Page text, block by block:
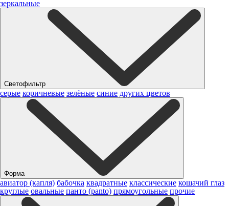
зеркальные
Светофильтр
серые коричневые зелёные синие других цветов
Форма
авиатор (капля) бабочка квадратные классические кошачий глаз
круглые овальные панто (panto) прямоугольные прочие